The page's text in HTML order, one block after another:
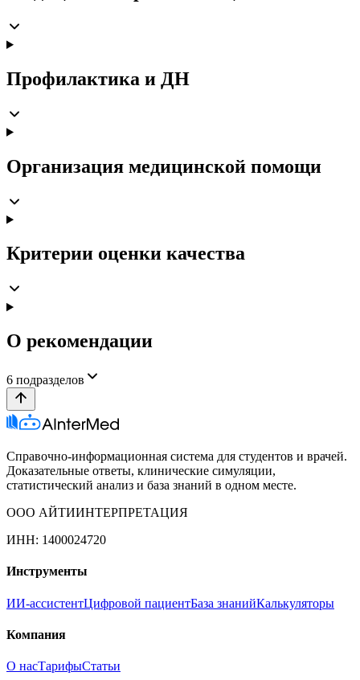
Профилактика и ДН
Организация медицинской помощи
Критерии оценки качества
О рекомендации
6 подразделов
Справочно-информационная система для студентов и врачей.
Доказательные ответы, клинические симуляции,
статистический анализ и база знаний в одном месте.
ООО АЙТИИНТЕРПРЕТАЦИЯ
ИНН: 1400024720
Инструменты
ИИ-ассистентЦифровой пациентБаза знанийКалькуляторы
Компания
О насТарифыСтатьи